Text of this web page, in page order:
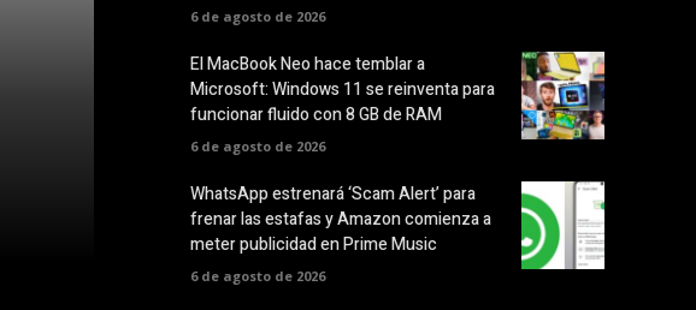
6 de agosto de 2026
El MacBook Neo hace temblar a
Microsoft: Windows 11 se reinventa para
funcionar fluido con 8 GB de RAM
6 de agosto de 2026
WhatsApp estrenará ‘Scam Alert’ para
frenar las estafas y Amazon comienza a
meter publicidad en Prime Music
6 de agosto de 2026